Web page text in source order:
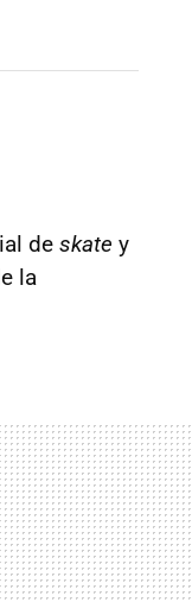
de skate y
la